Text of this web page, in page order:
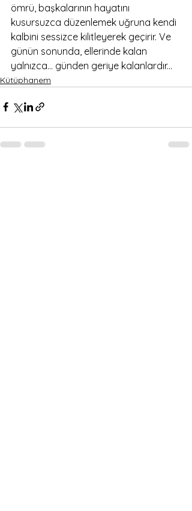
ömrü, başkalarının hayatını
kusursuzca düzenlemek uğruna kendi
kalbini sessizce kilitleyerek geçirir. Ve
günün sonunda, ellerinde kalan
yalnızca… günden geriye kalanlardır...
Kütüphanem